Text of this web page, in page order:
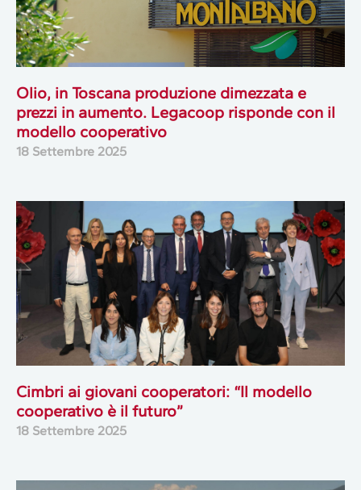
Olio, in Toscana produzione dimezzata e
prezzi in aumento. Legacoop risponde con il
modello cooperativo
18 Settembre 2025
Cimbri ai giovani cooperatori: “Il modello
cooperativo è il futuro”
18 Settembre 2025